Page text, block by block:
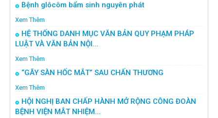
Bệnh glôcôm bẩm sinh nguyên phát
Xem Thêm
HỆ THỐNG DANH MỤC VĂN BẢN QUY PHẠM PHÁP
LUẬT VÀ VĂN BẢN NỘI...
Xem Thêm
“GÃY SÀN HỐC MẮT” SAU CHẤN THƯƠNG
Xem Thêm
HỘI NGHỊ BAN CHẤP HÀNH MỞ RỘNG CÔNG ĐOÀN
BỆNH VIỆN MẮT NHIỆM...